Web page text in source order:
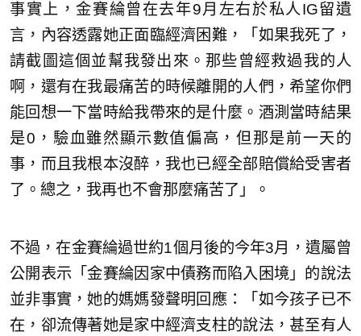
事實上，金賽綸曾在去年9月左右於私人IG留遺
言，內容透露她正面臨經濟困難，「如果我死了，
請截圖這個並幫我發出來。那些曾經救過我的人
啊，還有在我最痛苦的時候離開的人們，希望你們
能回想一下當時給我帶來的是什麼。酒測當時結果
是0，驗血雖然顯示數值偏高，但那是前一天的
事，而且我根本沒醉，我也已經全部賠償給受害者
了。總之，我再也不會那麼痛苦了」。
不過，在金賽綸過世約1個月後的今年3月，遺屬曾
公開表示「金賽綸因家中債務而陷入困境」的說法
並非事實，她的媽媽發聲明回應：「如今孩子已不
在，卻流傳著她是家中經濟支柱的說法，甚至有人